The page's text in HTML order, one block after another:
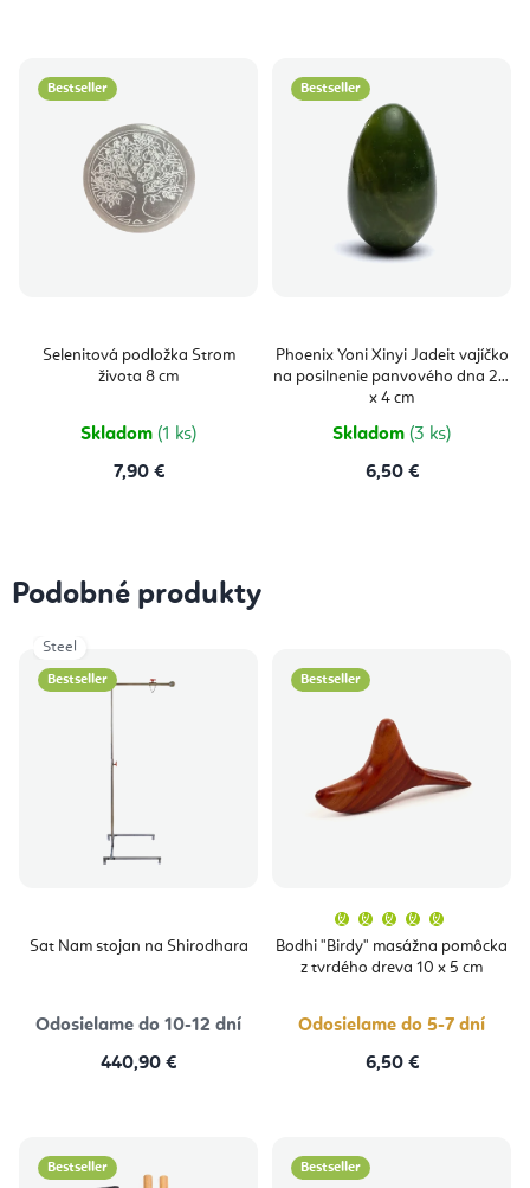
Bestseller
Selenitová podložka Strom
života 8 cm
Skladom (1 ks)
7,90 €
Bestseller
Phoenix Yoni Xinyi Jadeit vajíčko
na posilnenie panvového dna 2,5
x 4 cm
Skladom (3 ks)
6,50 €
Podobné produkty
Bestseller
Sat Nam stojan na Shirodhara
Odosielame do 10-12 dní
440,90 €
Steel
Bestseller
Bodhi "Birdy" masážna pomôcka
z tvrdého dreva 10 x 5 cm
produktu
je
5,0
Odosielame do 5-7 dní
6,50 €
Bestseller Bestseller